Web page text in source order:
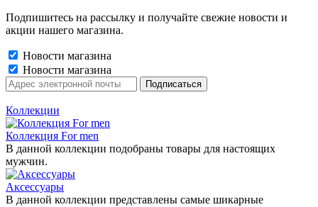
Подпишитесь на рассылку и получайте свежие новости и
акции нашего магазина.
Новости магазина
Новости магазина
Коллекции
Коллекция For men
В данной коллекции подобраны товары для настоящих
мужчин.
Аксессуары
В данной коллекции представлены самые шикарные